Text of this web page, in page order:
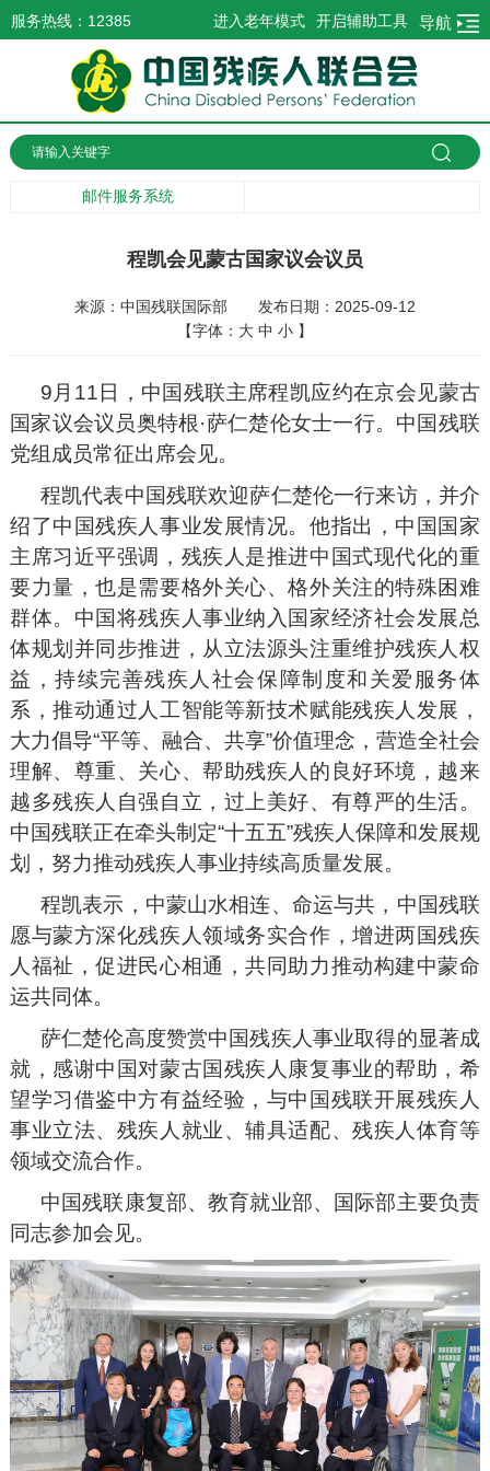
服务热线：12385 导航
开启辅助工具
进入老年模式
邮件服务系统
程凯会见蒙古国家议会议员
来源：中国残联国际部
发布日期：2025-09-12
【字体： 大 中 小 】
9月11日，中国残联主席程凯应约在京会见蒙古
国家议会议员奥特根·萨仁楚伦女士一行。中国残联
党组成员常征出席会见。
程凯代表中国残联欢迎萨仁楚伦一行来访，并介
绍了中国残疾人事业发展情况。他指出，中国国家
主席习近平强调，残疾人是推进中国式现代化的重
要力量，也是需要格外关心、格外关注的特殊困难
群体。中国将残疾人事业纳入国家经济社会发展总
体规划并同步推进，从立法源头注重维护残疾人权
益，持续完善残疾人社会保障制度和关爱服务体
系，推动通过人工智能等新技术赋能残疾人发展，
大力倡导“平等、融合、共享”价值理念，营造全社会
理解、尊重、关心、帮助残疾人的良好环境，越来
越多残疾人自强自立，过上美好、有尊严的生活。
中国残联正在牵头制定“十五五”残疾人保障和发展规
划，努力推动残疾人事业持续高质量发展。
程凯表示，中蒙山水相连、命运与共，中国残联
愿与蒙方深化残疾人领域务实合作，增进两国残疾
人福祉，促进民心相通，共同助力推动构建中蒙命
运共同体。
萨仁楚伦高度赞赏中国残疾人事业取得的显著成
就，感谢中国对蒙古国残疾人康复事业的帮助，希
望学习借鉴中方有益经验，与中国残联开展残疾人
事业立法、残疾人就业、辅具适配、残疾人体育等
领域交流合作。
中国残联康复部、教育就业部、国际部主要负责
同志参加会见。